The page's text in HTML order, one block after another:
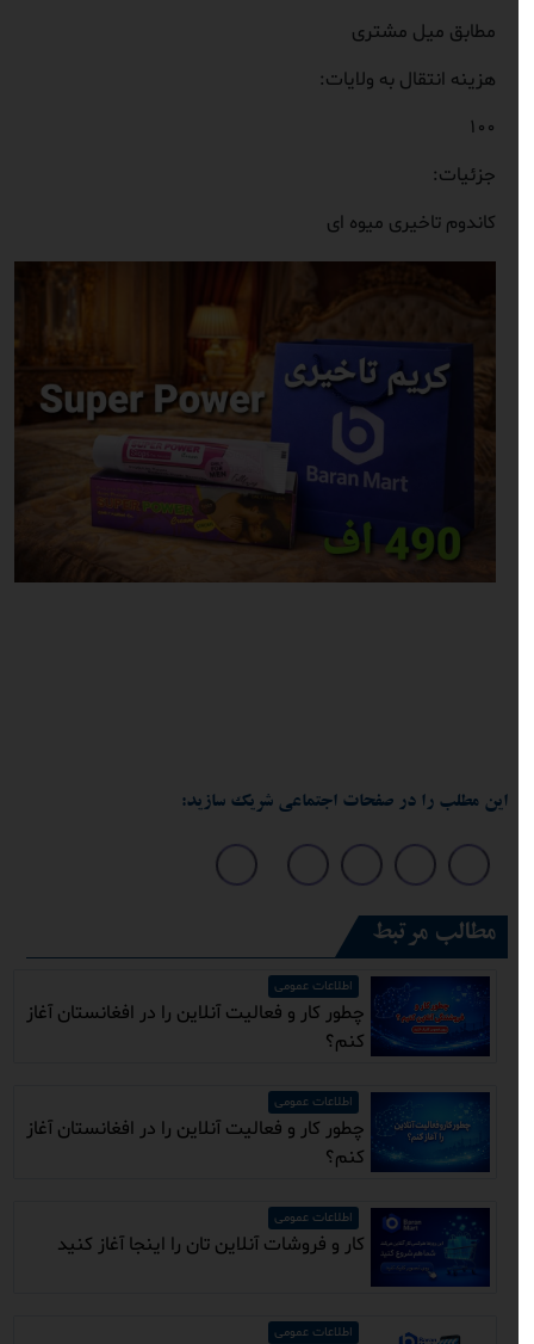
مطابق میل مشتری
هزینه انتقال به ولایات:
100
جزئیات:
کاندوم تاخیری میوه ای
این مطلب را در صفحات اجتماعی شریک سازید:
مطالب مرتبط
اطلاعات عمومی
چطور کار و فعالیت آنلاین را در افغانستان آغاز
کنم؟
اطلاعات عمومی
چطور کار و فعالیت آنلاین را در افغانستان آغاز
کنم؟
اطلاعات عمومی
کار و فروشات آنلاين تان را اینجا آغاز کنید
اطلاعات عمومی